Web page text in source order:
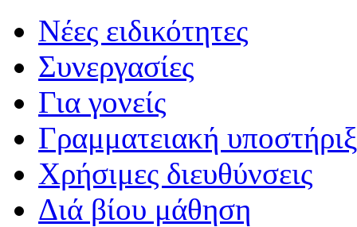
Νέες ειδικότητες
Συνεργασίες
Για γονείς
Γραμματειακή
Χρήσιμες διευθύνσεις
Διά βίου μάθηση